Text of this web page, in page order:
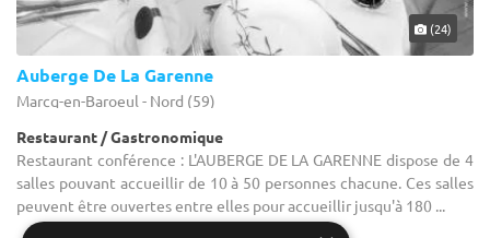
(24)
Auberge De La Garenne
Marcq-en-Baroeul - Nord (59)
Restaurant / Gastronomique
Restaurant conférence : L'AUBERGE DE LA GARENNE dispose de 4
salles pouvant accueillir de 10 à 50 personnes chacune. Ces salles
peuvent être ouvertes entre elles pour accueillir jusqu'à 180 ...